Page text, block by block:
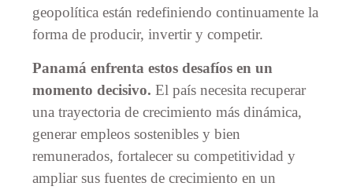
geopolítica están redefiniendo continuamente la
forma de producir, invertir y competir.
Panamá enfrenta estos desafíos en un
momento decisivo. El país necesita recuperar
una trayectoria de crecimiento más dinámica,
generar empleos sostenibles y bien
remunerados, fortalecer su competitividad y
ampliar sus fuentes de crecimiento en un